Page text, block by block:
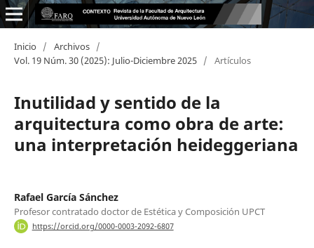
Inicio / Archivos /
Vol. 19 Núm. 30 (2025): Julio-Diciembre 2025 / Artículos
Inutilidad y sentido de la
arquitectura como obra de arte:
una interpretación heideggeriana
Rafael García Sánchez
Profesor contratado doctor de Estética y Composición UPCT
https://orcid.org/0000-0003-2092-6807